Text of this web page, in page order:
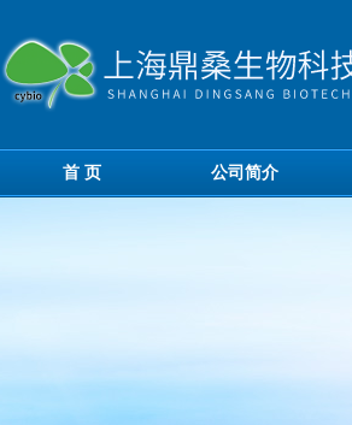
首 页 公司简介